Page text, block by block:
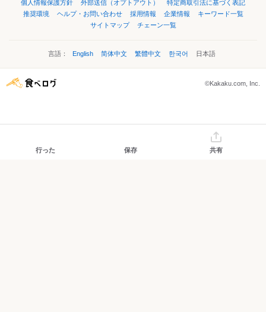
個人情報保護方針
外部送信（オプトアウト）
特定商取引法に基づく表記
推奨環境
ヘルプ・お問い合わせ 採用情報 企業情報
キーワード一覧
サイトマップ
チェーン一覧
言語： English 简体中文 繁體中文 한국어 日本語
©Kakaku.com, Inc.
行った 保存 共有